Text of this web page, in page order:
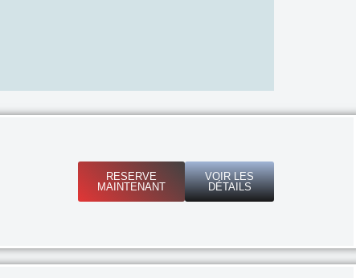
RESERVE
MAINTENANT
VOIR LES
DÉTAILS